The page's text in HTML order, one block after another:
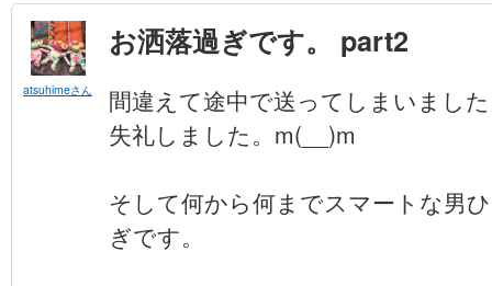
atsuhimeさん
お洒落過ぎです。 part2
間違えて途中で送ってしまいまし
失礼しました。m(__)m
そして何から何までスマートな男
ぎです。